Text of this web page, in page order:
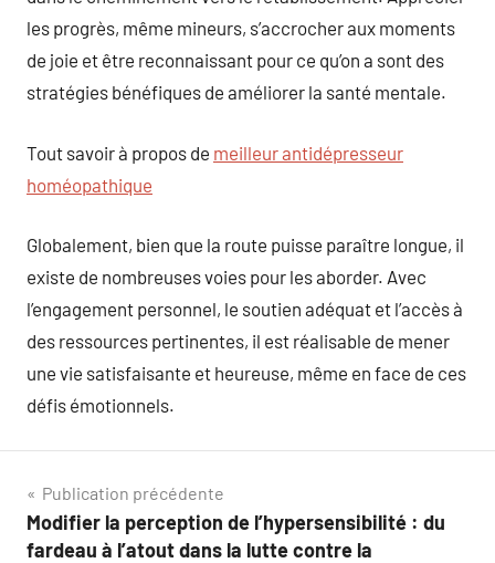
les progrès, même mineurs, s’accrocher aux moments
de joie et être reconnaissant pour ce qu’on a sont des
stratégies bénéfiques de améliorer la santé mentale.
Tout savoir à propos de meilleur antidépresseur
homéopathique
Globalement, bien que la route puisse paraître longue, il
existe de nombreuses voies pour les aborder. Avec
l’engagement personnel, le soutien adéquat et l’accès à
des ressources pertinentes, il est réalisable de mener
une vie satisfaisante et heureuse, même en face de ces
défis émotionnels.
Navigation
de
Publication précédente
Modifier la perception de l’hypersensibilité : du
fardeau à l’atout dans la lutte contre la